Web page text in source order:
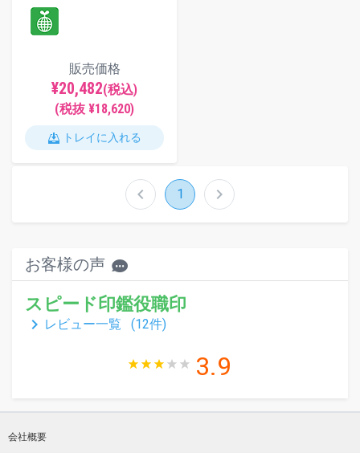
販売価格
¥20,482(税込)
(税抜 ¥18,620)
トレイに入れる
chevron_left 1 chevron_right
お客様の声
スピード印鑑役職印
keyboard_arrow_right レビュー一覧 (12件)
3.9
会社概要